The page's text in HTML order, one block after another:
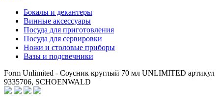
Бокалы и декантеры
Винные аксессуары
Посуда для приготовления
Посуда для сервировки
Ножи и столовые приборы
Вазы и подсвечники
Form Unlimited - Соусник круглый 70 мл UNLIMITED артикул
9335706, SCHOENWALD